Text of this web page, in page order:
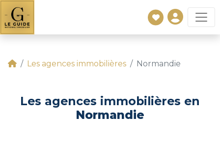
Les agences immobilières Normandie
Les agences immobilières en
Normandie